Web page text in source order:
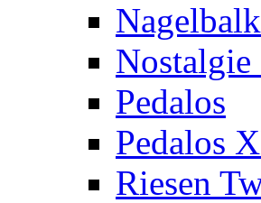
Nostalgie
Pedalos
Pedalos
Riesen